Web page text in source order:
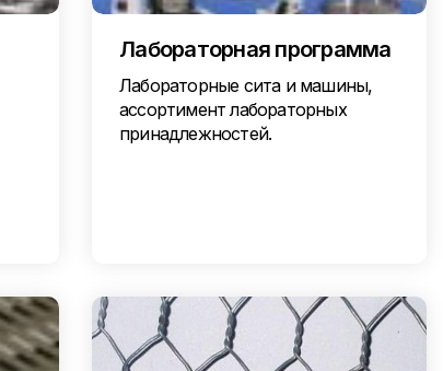
Лабораторная программа
Лабораторные сита и машины,
ассортимент лабораторных
принадлежностей.